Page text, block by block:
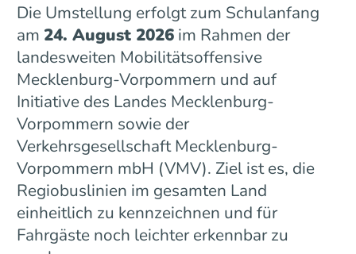
Die Umstellung erfolgt zum Schulanfang
am 24. August 2026im Rahmen der
landesweiten Mobilitätsoffensive
Mecklenburg-Vorpommern und auf
Initiative des Landes Mecklenburg-
Vorpommern sowie der
Verkehrsgesellschaft Mecklenburg-
Vorpommern mbH (VMV). Ziel ist es, die
Regiobuslinien im gesamten Land
einheitlich zu kennzeichnen und für
Fahrgäste noch leichter erkennbar zu